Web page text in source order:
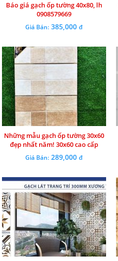
Báo giá gạch ốp tường 40x80, lh
0908579669
Giá Bán: 385,000đ
Những mẫu gạch ốp tường 30x60
đẹp nhất năm! 30x60 cao cấp
Giá Bán: 289,000đ